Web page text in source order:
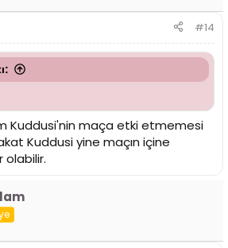
#14
Kuddusi'nin maça etki etmemesi
Kuddusi yine maçın içine
olabilir.